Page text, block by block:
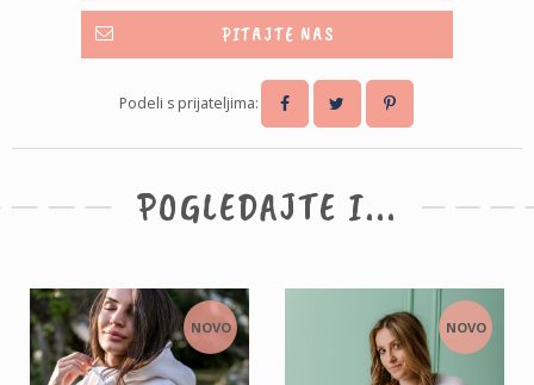
PITAJTE NAS
Podeli s prijateljima:
POGLEDAJTE I...
NOVO NOVO